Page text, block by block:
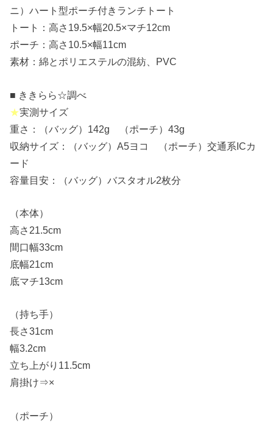
ニ）ハート型ポーチ付きランチトート
トート：高さ19.5×幅20.5×マチ12cm
ポーチ：高さ10.5×幅11cm
素材：綿とポリエステルの混紡、PVC
■ ききらら☆調べ
★実測サイズ
重さ：（バッグ）142g （ポーチ）43g
収納サイズ：（バッグ）A5ヨコ （ポーチ）交通系ICカ
ード
容量目安：（バッグ）バスタオル2枚分
（本体）
高さ21.5cm
間口幅33cm
底幅21cm
底マチ13cm
（持ち手）
長さ31cm
幅3.2cm
立ち上がり11.5cm
肩掛け⇒×
（ポーチ）